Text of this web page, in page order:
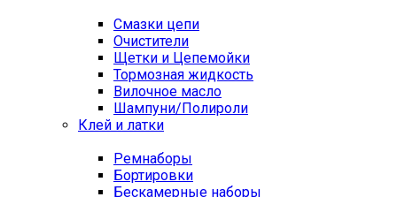
Смазки цепи
Очистители
Щетки и Цепемойки
Тормозная жидкость
Вилочное масло
Шампуни/Полироли
Клей и латки
Ремнаборы
Бортировки
Бескамерные наборы